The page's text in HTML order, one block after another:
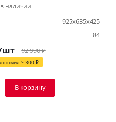
в наличии
925х635х425
84
шт 92 990₽
9 300₽
В корзину